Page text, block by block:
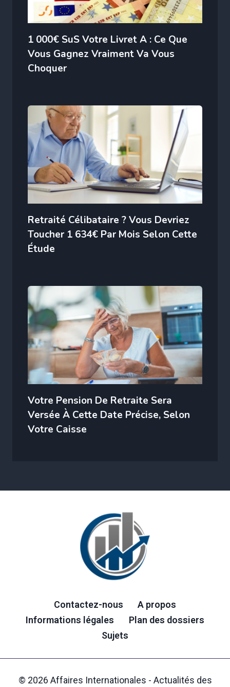
1 000€ SuS Votre Livret A : Ce Que
Vous Gagnez Vraiment Va Vous
Choquer
Retraité Célibataire ? Vous Devriez
Toucher 1 634€ Par Mois Selon Cette
Étude
Votre Pension De Retraite Sera
Versée À Cette Date Précise, Selon
Votre Caisse
Contactez-nous
A propos
Informations légales
Plan des dossiers
Sujets
© 2026 Affaires Internationales - Actualités des